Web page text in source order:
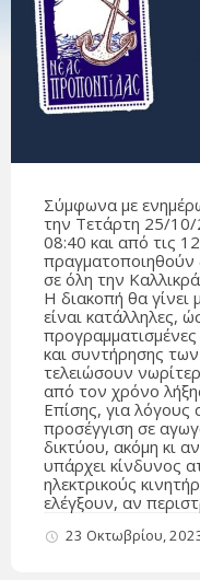
Σύμφωνα με
την Τετάρτη 25/10/
08:40 και από τις
πραγματοποιηθούν
σε όλη την
Η διακοπή θα γίνει
είναι κατάλληλες,
και συντήρησης
τελειώσουν
από τον χρόνο
Επίσης, για λόγους
προσέγγιση σε
δικτύου, ακόμη κι
υπάρχει κίνδυνος
ηλεκτρικούς
ελέγξουν, αν
23 Οκτωβρίου,